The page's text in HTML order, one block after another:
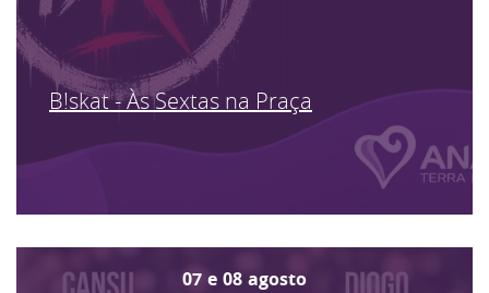
B!skat - Às Sextas na Praça
07 e 08 agosto